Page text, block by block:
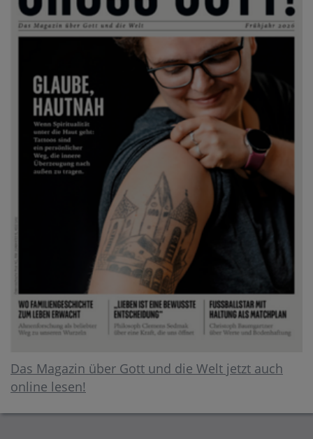
Das Magazin über Gott und die Welt jetzt auch
online lesen!